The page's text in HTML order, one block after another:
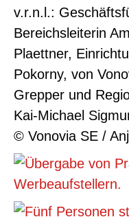
v.r.n.l.:
Bereichsleiterin
Plaettner,
Pokorny, von
Grepper und
Kai-Michael
© Vonovia SE /